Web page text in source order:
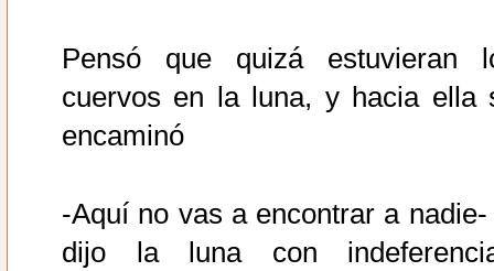
Pensó que quizá estuvieran
cuervos en la luna, y hacia ella
encaminó
-Aquí no vas a encontrar a nadie-
dijo la luna con